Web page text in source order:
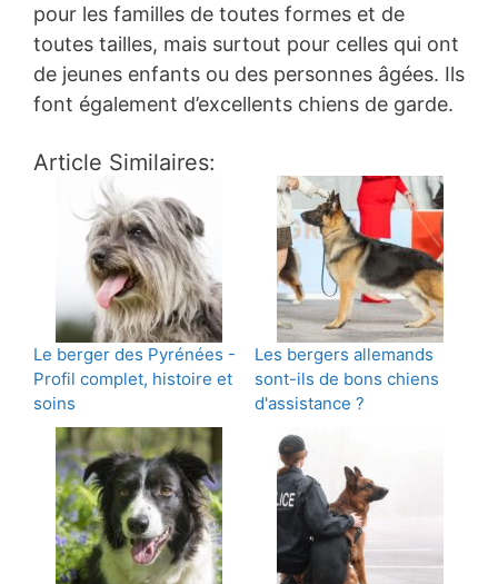
pour les familles de toutes formes et de
toutes tailles, mais surtout pour celles qui ont
de jeunes enfants ou des personnes âgées. Ils
font également d’excellents chiens de garde.
Article Similaires:
Le berger des Pyrénées -
Profil complet, histoire et
soins
Les bergers allemands
sont-ils de bons chiens
d'assistance ?